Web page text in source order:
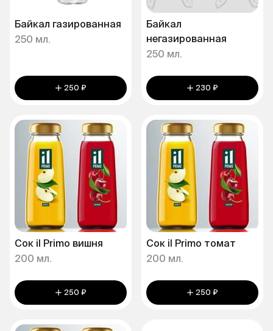
Байкал газированная
250 мл.
250 ₽
Байкал
негазированная
250 мл.
230 ₽
Сок il Primo вишня
200 мл.
250 ₽
Сок il Primo томат
200 мл.
250 ₽